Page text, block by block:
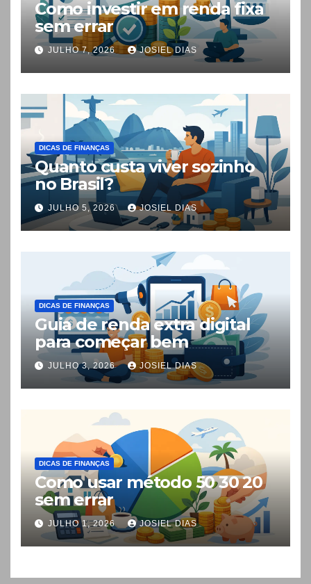
Como investir em renda fixa
sem errar
JULHO 7, 2026 JOSIEL DIAS
DICAS DE FINANÇAS
Quanto custa viver sozinho
no Brasil?
JULHO 5, 2026 JOSIEL DIAS
DICAS DE FINANÇAS
Guia de renda extra digital
para começar bem
JULHO 3, 2026 JOSIEL DIAS
DICAS DE FINANÇAS
Como usar método 50 30 20
sem errar
JULHO 1, 2026 JOSIEL DIAS